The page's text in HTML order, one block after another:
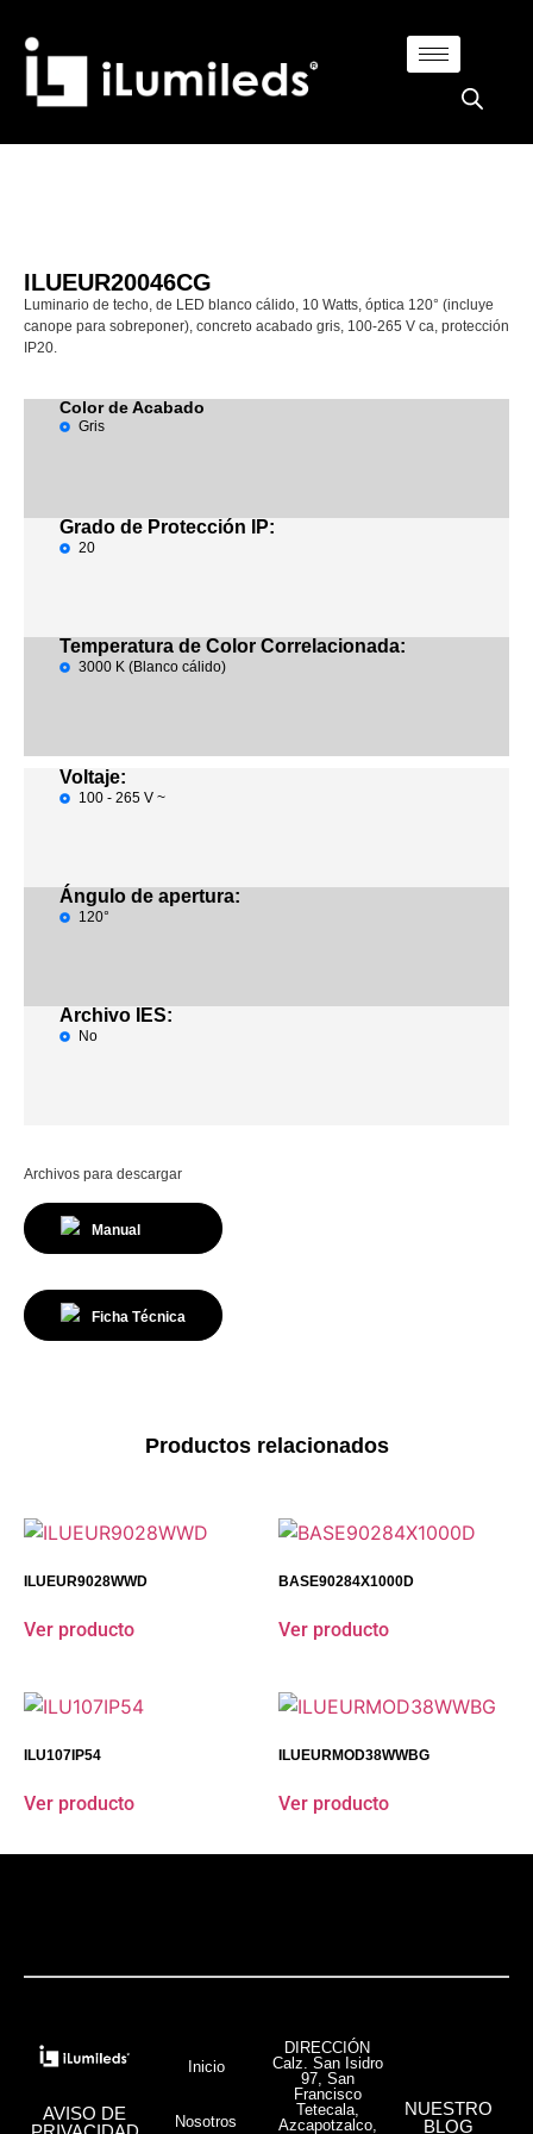
ILUEUR20046CG
Luminario de techo, de LED blanco cálido, 10 Watts, óptica 120° (incluye
canope para sobreponer), concreto acabado gris, 100-265 V ca, protección
IP20.
Color de Acabado
Gris
Grado de Protección IP:
20
Temperatura de Color Correlacionada:
3000 K (Blanco cálido)
Voltaje:
100 - 265 V ~
Ángulo de apertura:
120°
Archivo IES:
No
Archivos para descargar
Manual
Ficha Técnica
Productos relacionados
ILUEUR9028WWD
Ver producto
BASE90284X1000D
Ver producto
ILU107IP54
Ver producto
ILUEURMOD38WWBG
Ver producto
AVISO DE
Inicio
Nosotros
DIRECCIÓN
Calz. San Isidro
97, San
Francisco
Tetecala,
Azcapotzalco,
NUESTRO
BLOG